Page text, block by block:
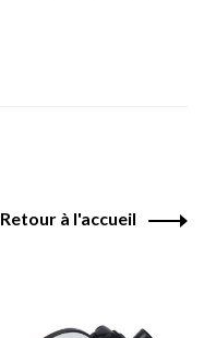
Retour à l'accueil